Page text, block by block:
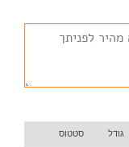
סטטוס גודל